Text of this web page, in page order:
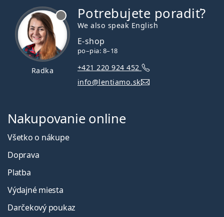
Radka
Potrebujete poradiť?
We also speak English
E-shop
po–pia: 8–18
+421 220 924 452
info@lentiamo.sk
Nakupovanie online
Všetko o nákupe
Doprava
Platba
Výdajné miesta
Darčekový poukaz